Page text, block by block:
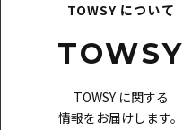
TOWSY について
TOWSY
TOWSY に関する
情報をお届けします。